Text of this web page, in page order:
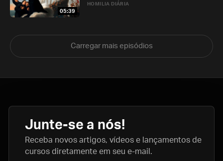
05:39
HOMILIA DIÁRIA
Carregar mais episódios
Junte-se a nós!
Receba novos artigos, vídeos e lançamentos de
cursos diretamente em seu e-mail.